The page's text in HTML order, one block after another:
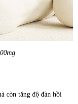
còn tăng độ đàn hồi